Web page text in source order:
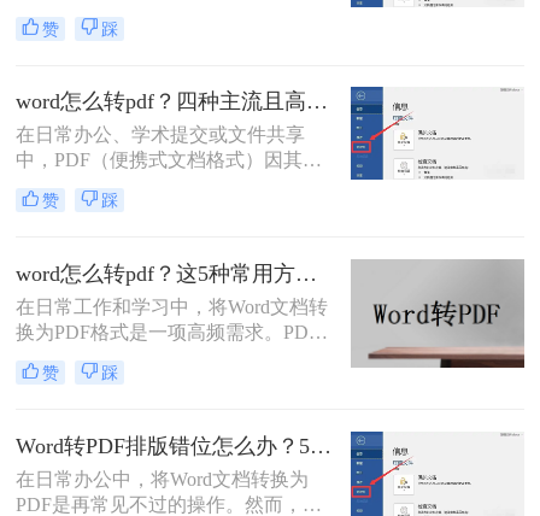
平台、格式固定、不易被篡改的特
性，已成为文件分发的标准格式。而
工具，将其内容完美转换为PDF，是
几乎每个人都会遇到的需求。那么电
脑上word怎么转pdf呢？
赞 踩
word怎么转pdf？四种主流且高效全解析！
在日常办公、学术提交或文件共享
中，PDF（便携式文档格式）因其卓
越的跨平台一致性、格式固定性和安
全性，已成为文件分发的首选格式。
辑工具，将其创作的文档转换为PDF
是一项高频且关键的操作。尽管操作
看似简单，但不同的转换方法在效
果、效率和应用场景上却大相径庭。
那么word怎么转pdf呢？
赞 踩
word怎么转pdf？这5种常用方法了解一下！
在日常工作和学习中，将Word文档转
换为PDF格式是一项高频需求。PDF
格式以其格式固定、兼容性强的特
点，成为文件共享和打印的首选。那
Word转PDF的常用方法，帮助您高效
完成转换任务。
赞 踩
Word转PDF排版错位怎么办？5种有效方法彻底解决排版错位问题！
在日常办公中，将Word文档转换为
PDF是再常见不过的操作。然而，很